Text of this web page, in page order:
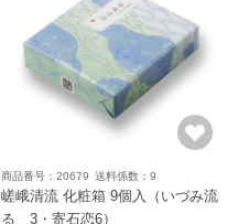
商品番号：20679 送料係数：9
嵯峨清流 化粧箱 9個入
（いづみ流
るゝ3・寄石恋6）